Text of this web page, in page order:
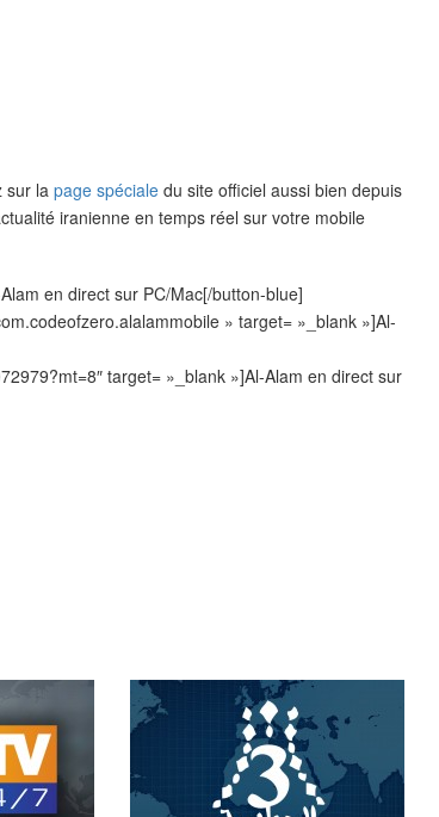
sur la page spéciale du site officiel aussi bien depuis
iranienne en temps réel sur votre mobile
en direct sur PC/Mac[/button-blue]
» target= »_blank »]Al-
target= »_blank »]Al-Alam en direct sur